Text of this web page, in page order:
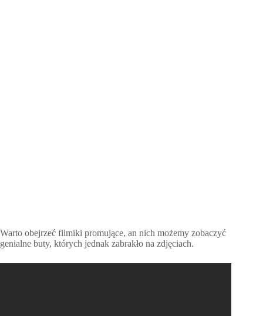
Warto obejrzeć filmiki promujące, an nich możemy zobaczyć
genialne buty, których jednak zabrakło na zdjęciach.